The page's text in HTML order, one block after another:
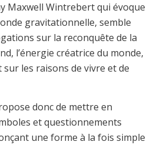
Maxwell Wintrebert qui évoque
gravitationnelle, semble
sur la reconquête de la
l’énergie créatrice du monde,
les raisons de vivre et de
donc de mettre en
et questionnements
une forme à la fois simple